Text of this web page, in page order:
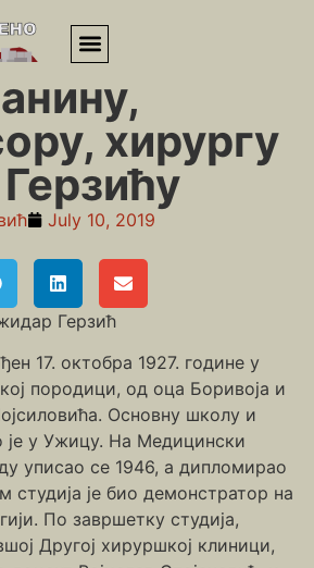
и науке»
хирургу
July 10, 2019
Герзић
17. октобра 1927. године у
породици, од оца Боривоја и
Основну школу и
је у Ужицу. На Медицински
уписао се 1946, а дипломирао
студија је био демонстратор на
По завршетку студија,
Другој хируршкој клиници,